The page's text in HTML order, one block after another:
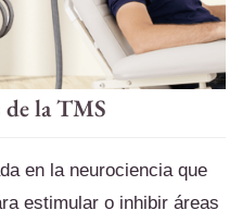
la TMS
en la neurociencia que
estimular o inhibir áreas